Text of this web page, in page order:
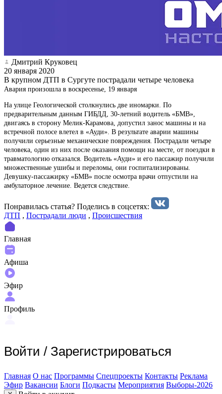
Дмитрий Круковец
20 января 2020
В крупном ДТП в Сургуте пострадали четыре человека
Авария произошла в воскресенье, 19 января
На улице Геологической столкнулись две иномарки. По
предварительным данным ГИБДД, 30-летний водитель «БМВ»,
двигаясь в сторону Мелик-Карамова, допустил занос машины и на
встречной полосе влетел в «Ауди». В результате аварии машины
получили серьезные механические повреждения. Пострадали четыре
человека, один из них после оказания помощи на месте, от поездки в
травматологию отказался. Водитель «Ауди» и его пассажир получили
множественные ушибы и переломы, они госпитализированы.
Девушку-пассажирку «БМВ» после осмотра врачи отпустили на
амбулаторное лечение. Ведется следствие.
Понравилась статья? Поделиcь в соцсетях:
ДТП , Пострадали люди , Происшествия
Главная
Афиша
Эфир
Профиль
Войти / Зарегистрироваться
Главная О нас Программы Спецпроекты Контакты Реклама
Эфир Вакансии Блоги Подкасты Мероприятия Выборы-2026